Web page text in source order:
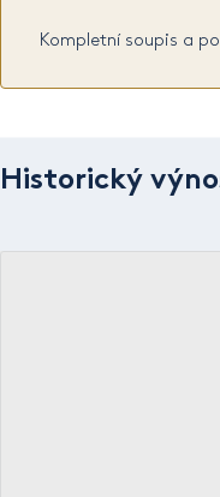
Kompletní soupis a
Historický